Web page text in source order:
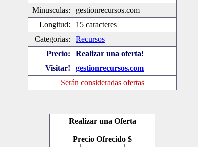
Minusculas:
gestionrecursos.com
Longitud:
15 caracteres
Categorias:
Recursos
Precio:
Realizar una oferta!
Visitar!
gestionrecursos.com
Serán consideradas ofertas
Realizar una Oferta
Precio Ofrecido $